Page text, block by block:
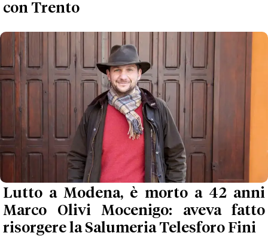
con Trento
Lutto a Modena, è morto a 42 anni
Marco Olivi Mocenigo: aveva fatto
risorgere la Salumeria Telesforo Fini